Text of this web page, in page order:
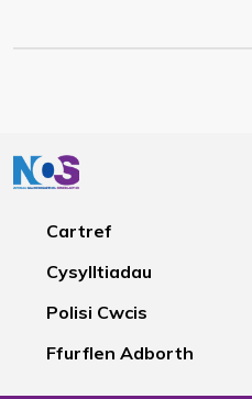
Cartref
Cysylltiadau
Polisi Cwcis
Ffurflen Adborth